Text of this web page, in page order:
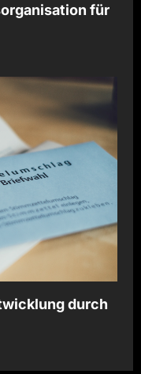
für
durch